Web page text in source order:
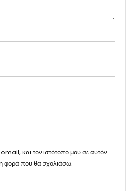
και τον ιστότοπο μου σε αυτόν
φορά που θα σχολιάσω.